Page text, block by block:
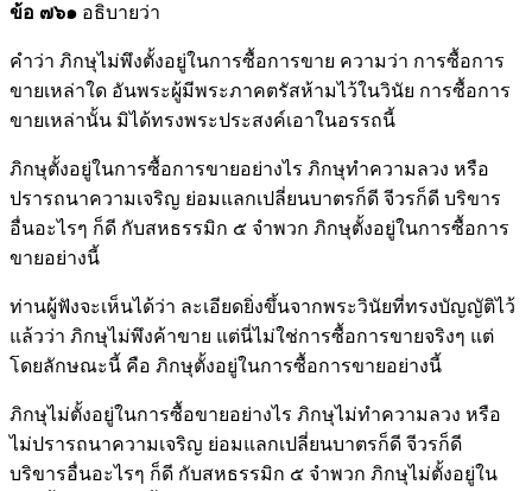
ข้อ ๗๖๑ อธิบายว่า
คำว่า ภิกษุไม่พึงตั้งอยู่ในการซื้อการขาย ความว่า การซื้อการ
ขายเหล่าใด อันพระผู้มีพระภาคตรัสห้ามไว้ในวินัย การซื้อการ
ขายเหล่านั้น มิได้ทรงพระประสงค์เอาในอรรถนี้
ภิกษุตั้งอยู่ในการซื้อการขายอย่างไร ภิกษุทำความลวง หรือ
ปรารถนาความเจริญ ย่อมแลกเปลี่ยนบาตรก็ดี จีวรก็ดี บริขาร
อื่นอะไรๆ ก็ดี กับสหธรรมิก ๕ จำพวก ภิกษุตั้งอยู่ในการซื้อการ
ขายอย่างนี้
ท่านผู้ฟังจะเห็นได้ว่า ละเอียดยิ่งขึ้นจากพระวินัยที่ทรงบัญญัติไว้
แล้วว่า ภิกษุไม่พึงค้าขาย แต่นี่ไม่ใช่การซื้อการขายจริงๆ แต่
โดยลักษณะนี้ คือ ภิกษุตั้งอยู่ในการซื้อการขายอย่างนี้
ภิกษุไม่ตั้งอยู่ในการซื้อขายอย่างไร ภิกษุไม่ทำความลวง หรือ
ไม่ปรารถนาความเจริญ ย่อมแลกเปลี่ยนบาตรก็ดี จีวรก็ดี
บริขารอื่นอะไรๆ ก็ดี กับสหธรรมิก ๕ จำพวก ภิกษุไม่ตั้งอยู่ใน